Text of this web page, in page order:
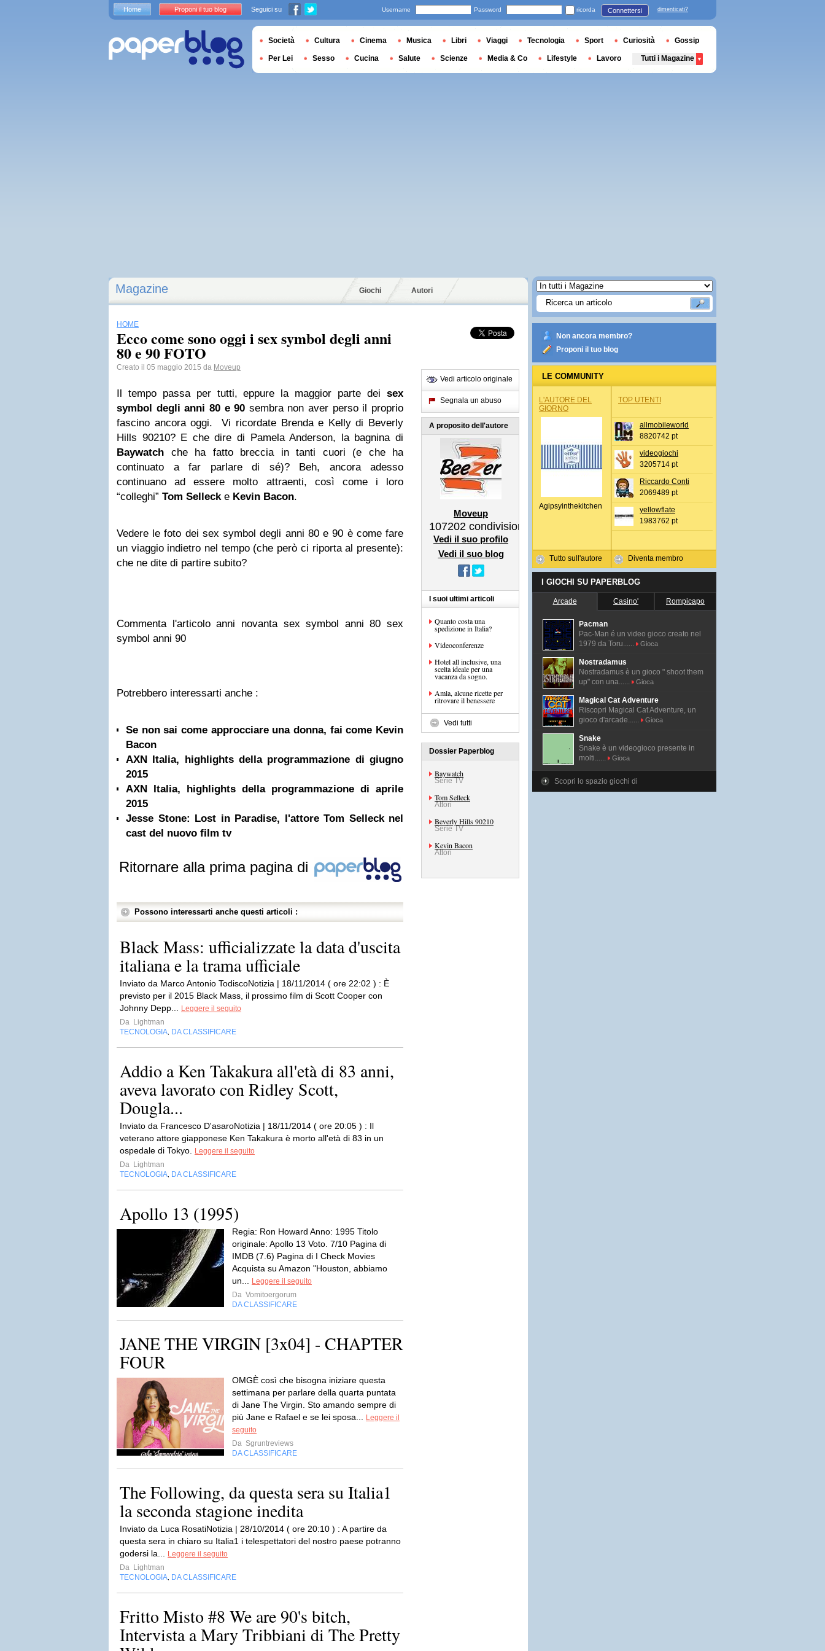
Magazine Giochi Autori
HOME
Ecco come sono oggi i sex symbol degli anni
80 e 90 FOTO
Creato il 05 maggio 2015 da Moveup
Il tempo passa per tutti, eppure la maggior parte dei sex
symbol degli anni 80 e 90 sembra non aver perso il proprio
fascino ancora oggi. Vi ricordate Brenda e Kelly di Beverly
Hills 90210? E che dire di Pamela Anderson, la bagnina di
Baywatch che ha fatto breccia in tanti cuori (e che ha
continuato a far parlare di sé)? Beh, ancora adesso
continuano ad essere molto attraenti, così come i loro
“colleghi” Tom Sellecke Kevin Bacon.
Vedere le foto dei sex symbol degli anni 80 e 90 è come fare
un viaggio indietro nel tempo (che però ci riporta al presente):
che ne dite di partire subito?
Commenta l'articoloanni novanta sex symbol anni 80 sex
symbol anni 90
Potrebbero interessarti anche :
Se non sai come approcciare una donna, fai come Kevin
Bacon
AXN Italia, highlights della programmazione di giugno
2015
AXN Italia, highlights della programmazione di aprile
2015
Jesse Stone: Lost in Paradise, l'attore Tom Selleck nel
cast del nuovo film tv
Ritornare alla prima pagina di
Possono interessarti anche questi articoli :
Black Mass: ufficializzate la data d'uscita
italiana e la trama ufficiale
Inviato da Marco Antonio TodiscoNotizia | 18/11/2014 ( ore 22:02 ) : È
previsto per il 2015 Black Mass, il prossimo film di Scott Cooper con
Johnny Depp...
Leggere il seguito
Da Lightman
TECNOLOGIA DA CLASSIFICARE
Addio a Ken Takakura all'età di 83 anni,
aveva lavorato con Ridley Scott,
Dougla...
Inviato da Francesco D'asaroNotizia | 18/11/2014 ( ore 20:05 ) : Il
veterano attore giapponese Ken Takakura è morto all'età di 83 in un
ospedale di Tokyo.
Leggere il seguito
Da Lightman
TECNOLOGIA DA CLASSIFICARE
Apollo 13 (1995)
Regia: Ron Howard Anno: 1995 Titolo
originale: Apollo 13 Voto. 7/10 Pagina di
IMDB (7.6) Pagina di I Check Movies
Acquista su Amazon "Houston, abbiamo
un...
Leggere il seguito
Da Vomitoergorum
DA CLASSIFICARE
JANE THE VIRGIN [3x04] - CHAPTER
FOUR
OMGÈ così che bisogna iniziare questa
settimana per parlare della quarta puntata
di Jane The Virgin. Sto amando sempre di
più Jane e Rafael e se lei sposa...
Leggere il
seguito
Da Sgruntreviews
DA CLASSIFICARE
The Following, da questa sera su Italia1
la seconda stagione inedita
Inviato da Luca RosatiNotizia | 28/10/2014 ( ore 20:10 ) : A partire da
questa sera in chiaro su Italia1 i telespettatori del nostro paese potranno
godersi la...
Leggere il seguito
Da Lightman
TECNOLOGIA DA CLASSIFICARE
Fritto Misto #8 We are 90's bitch,
Intervista a Mary Tribbiani di The Pretty
Vedi articolo originale
Segnala un abuso
A proposito dell'autore
Moveup
107202 condivisioni
Vedi il suo profilo
Vedi il suo blog
I suoi ultimi articoli
Quanto costa una
spedizione in Italia?
Videoconferenze
Hotel all inclusive, una
scelta ideale per una
vacanza da sogno.
Amla, alcune ricette per
ritrovare il benessere
Vedi tutti
Dossier Paperblog
Baywatch
Serie TV
Tom Selleck
Attori
Beverly Hills 90210
Serie TV
Kevin Bacon
Attori
Non ancora membro?
Proponi il tuo blog
LE COMMUNITY
L'AUTORE DEL
GIORNO
Agipsyinthekitchen
Tutto sull'autore
TOP UTENTI
allmobileworld
8820742 pt
videogiochi
3205714 pt
Riccardo Conti
2069489 pt
yellowflate
1983762 pt
Diventa membro
I GIOCHI SU PAPERBLOG
Arcade Casino' Rompicapo
Pacman
Pac-Man é un video gioco creato nel
1979 da Toru......
Gioca
Nostradamus
Nostradamus è un gioco " shoot them
up" con una......
Gioca
Magical Cat Adventure
Riscopri Magical Cat Adventure, un
gioco d'arcade......
Gioca
Snake
Snake è un videogioco presente in
molti......
Gioca
Scopri lo spazio giochi di
Home Proponi il tuo blog Seguici su Username Password ricorda Connettersi dimenticati?
Società Cultura Cinema Musica Libri Viaggi Tecnologia Sport Curiosità Gossip
Per Lei Sesso Cucina Salute Scienze Media & Co Lifestyle Lavoro Tutti i Magazine